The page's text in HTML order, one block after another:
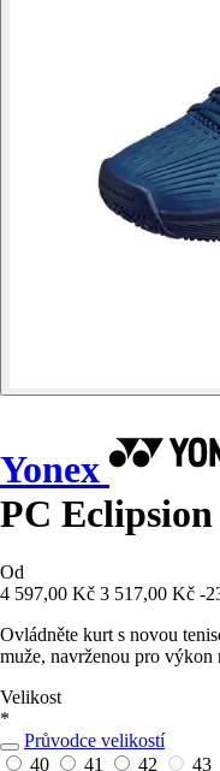
Yonex
PC
Od
4 597,00 Kč 3 517,00 Kč -
Ovládněte kurt s novou
muže, navrženou pro výkon
Velikost
*
Průvodce velikostí
40
41 42 43